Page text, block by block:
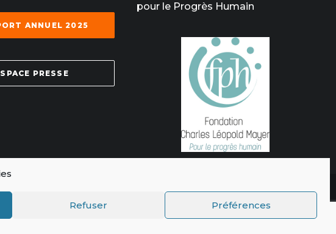
Refuser Préférences
ANNUEL 2025
PRESSE
pour le Progrès Humain